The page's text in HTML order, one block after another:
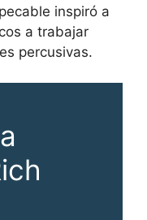
inspiró a
a trabajar
percusivas.